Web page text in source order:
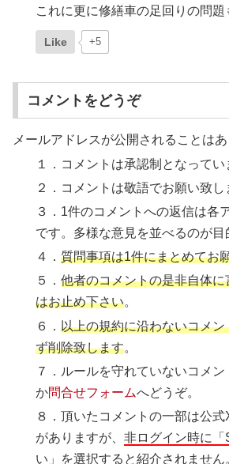
これに更に修繕車の足回りの問題
Like +5
コメントをどうぞ
メールアドレスが公開されることはあ
１．コメントは承認制となってい
２．コメントは敬語でお願い致し
３．1件のコメントへの返信は各
です。多様な意見を並べるのが目
４．質問事項は1件にまとめてお
５．他者のコメントの是非自体
はお止め下さい。
６．以上の規約に沿わないコメ
ず削除致します。
７．ルールを守れていないコメン
か問合せフォームへどうぞ。
８．頂いたコメントの一部は公
がありますが、非ログイン時に
い」を選択すると紹介されません